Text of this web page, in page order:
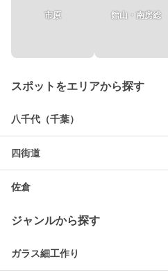
市原 館山・南房総
スポットをエリアから探す
八千代（千葉）
四街道
佐倉
ジャンルから探す
ガラス細工作り